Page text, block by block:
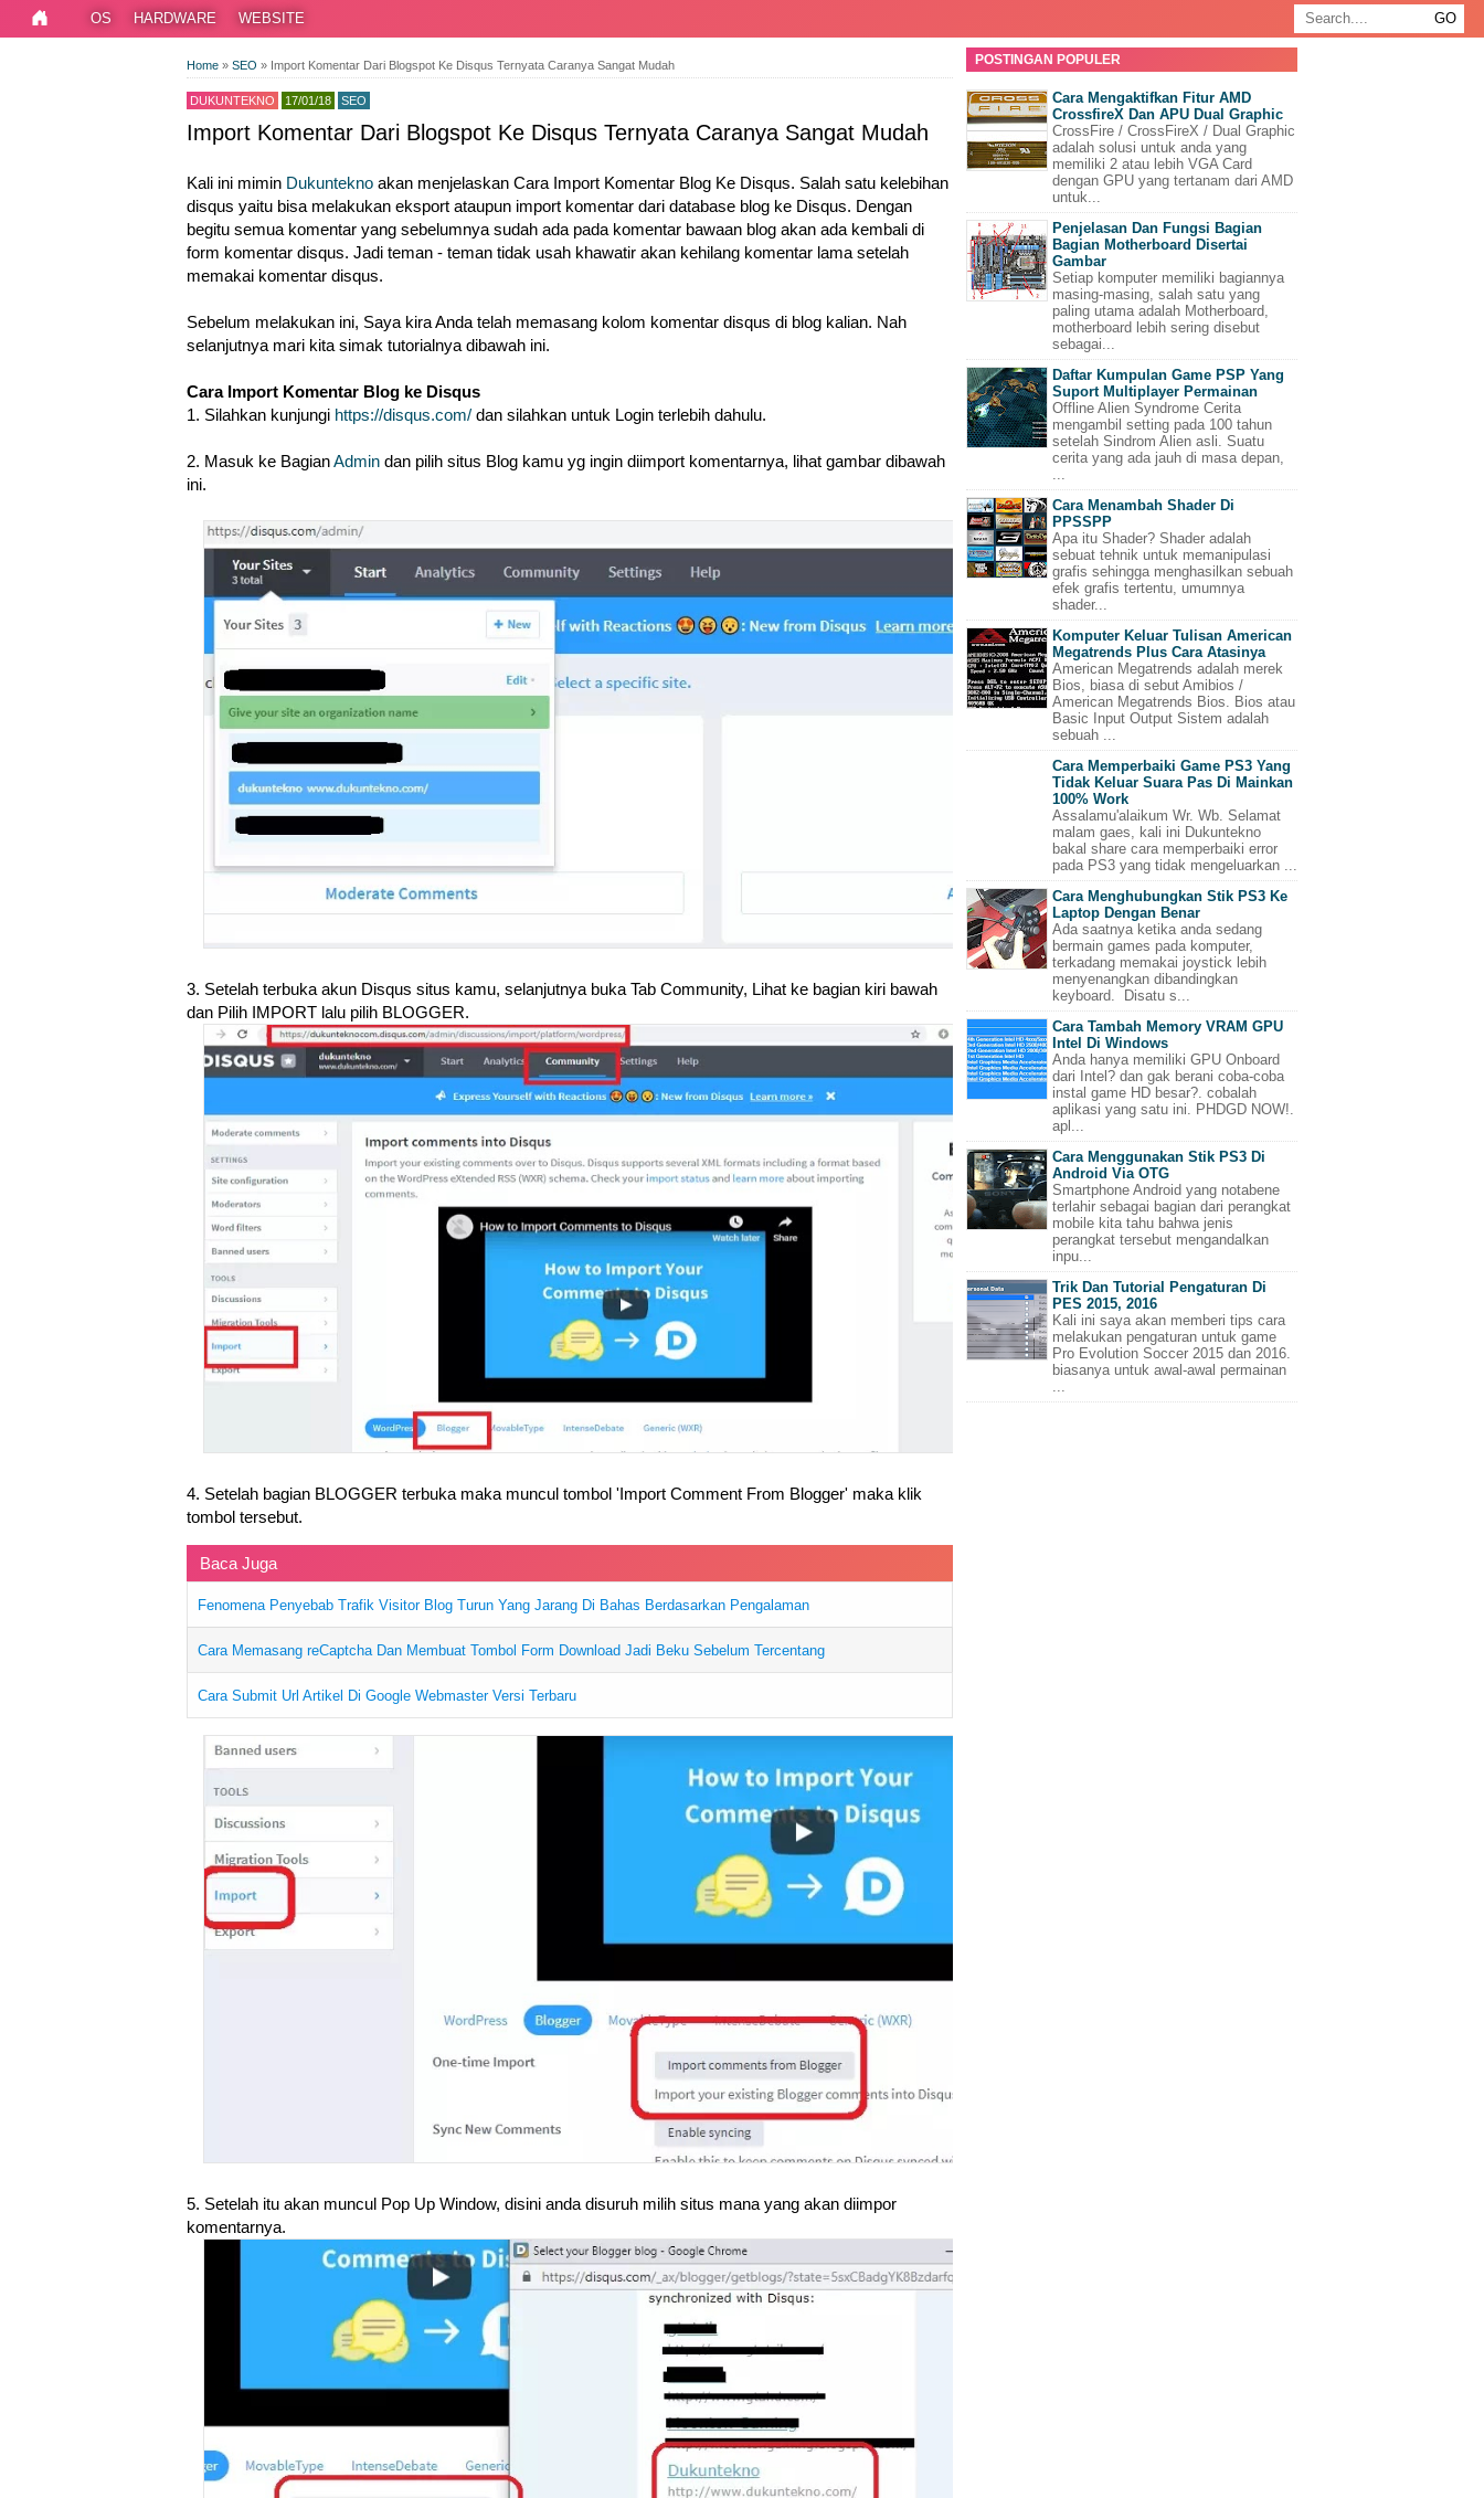
OS HARDWARE WEBSITE
Home » SEO » Import Komentar Dari Blogspot Ke Disqus Ternyata Caranya Sangat Mudah
DUKUNTEKNO 17/01/18 SEO
Import Komentar Dari Blogspot Ke Disqus Ternyata Caranya Sangat Mudah
Kali ini mimin Dukuntekno akan menjelaskan Cara Import Komentar Blog Ke Disqus. Salah satu kelebihan
disqus yaitu bisa melakukan eksport ataupun import komentar dari database blog ke Disqus. Dengan
begitu semua komentar yang sebelumnya sudah ada pada komentar bawaan blog akan ada kembali di
form komentar disqus. Jadi teman - teman tidak usah khawatir akan kehilang komentar lama setelah
memakai komentar disqus.
Sebelum melakukan ini, Saya kira Anda telah memasang kolom komentar disqus di blog kalian. Nah
selanjutnya mari kita simak tutorialnya dibawah ini.
Cara Import Komentar Blog ke Disqus
1. Silahkan kunjungi https://disqus.com/ dan silahkan untuk Login terlebih dahulu.
2. Masuk ke BagianAdmin dan pilih situs Blog kamu yg ingin diimport komentarnya, lihat gambar dibawah
ini.
3. Setelah terbuka akun Disqus situs kamu, selanjutnya buka Tab Community, Lihat ke bagian kiri bawah
dan Pilih IMPORT lalu pilih BLOGGER.
4. Setelah bagian BLOGGER terbuka maka muncul tombol 'Import Comment From Blogger' maka klik
tombol tersebut.
Baca Juga
Fenomena Penyebab Trafik Visitor Blog Turun Yang Jarang Di Bahas Berdasarkan Pengalaman
Cara Memasang reCaptcha Dan Membuat Tombol Form Download Jadi Beku Sebelum Tercentang
Cara Submit Url Artikel Di Google Webmaster Versi Terbaru
5. Setelah itu akan muncul Pop Up Window, disini anda disuruh milih situs mana yang akan diimpor
komentarnya.
POSTINGAN POPULER
Cara Mengaktifkan Fitur AMD
CrossfireX Dan APU Dual Graphic
CrossFire / CrossFireX / Dual Graphic
adalah solusi untuk anda yang
memiliki 2 atau lebih VGA Card
dengan GPU yang tertanam dari AMD
untuk...
Penjelasan Dan Fungsi Bagian
Bagian Motherboard Disertai
Gambar
Setiap komputer memiliki bagiannya
masing-masing, salah satu yang
paling utama adalah Motherboard,
motherboard lebih sering disebut
sebagai...
Daftar Kumpulan Game PSP Yang
Suport Multiplayer Permainan
Offline Alien Syndrome Cerita
mengambil setting pada 100 tahun
setelah Sindrom Alien asli. Suatu
cerita yang ada jauh di masa depan,
...
Cara Menambah Shader Di
PPSSPP
Apa itu Shader? Shader adalah
sebuat tehnik untuk memanipulasi
grafis sehingga menghasilkan sebuah
efek grafis tertentu, umumnya
shader...
Komputer Keluar Tulisan American
Megatrends Plus Cara Atasinya
American Megatrends adalah merek
Bios, biasa di sebut Amibios /
American Megatrends Bios. Bios atau
Basic Input Output Sistem adalah
sebuah ...
Cara Memperbaiki Game PS3 Yang
Tidak Keluar Suara Pas Di Mainkan
100% Work
Assalamu'alaikum Wr. Wb. Selamat
malam gaes, kali ini Dukuntekno
bakal share cara memperbaiki error
pada PS3 yang tidak mengeluarkan ...
Cara Menghubungkan Stik PS3 Ke
Laptop Dengan Benar
Ada saatnya ketika anda sedang
bermain games pada komputer,
terkadang memakai joystick lebih
menyenangkan dibandingkan
keyboard. Disatu s...
Cara Tambah Memory VRAM GPU
Intel Di Windows
Anda hanya memiliki GPU Onboard
dari Intel? dan gak berani coba-coba
instal game HD besar?. cobalah
aplikasi yang satu ini. PHDGD NOW!.
apl...
Cara Menggunakan Stik PS3 Di
Android Via OTG
Smartphone Android yang notabene
terlahir sebagai bagian dari perangkat
mobile kita tahu bahwa jenis
perangkat tersebut mengandalkan
inpu...
Trik Dan Tutorial Pengaturan Di
PES 2015, 2016
Kali ini saya akan memberi tips cara
melakukan pengaturan untuk game
Pro Evolution Soccer 2015 dan 2016.
biasanya untuk awal-awal permainan
...